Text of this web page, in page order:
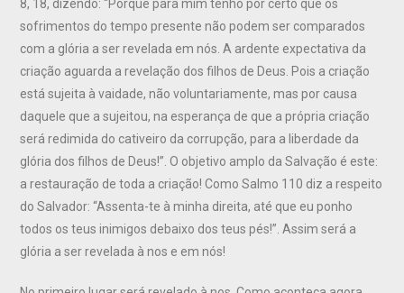
8, 18, dizendo: “Porque para mim tenho por certo que os
sofrimentos do tempo presente não podem ser comparados
com a glória a ser revelada em nós. A ardente expectativa da
criação aguarda a revelação dos filhos de Deus. Pois a criação
está sujeita à vaidade, não voluntariamente, mas por causa
daquele que a sujeitou, na esperança de que a própria criação
será redimida do cativeiro da corrupção, para a liberdade da
glória dos filhos de Deus!”. O objetivo amplo da Salvação é este:
a restauração de toda a criação! Como Salmo 110 diz a respeito
do Salvador: “Assenta-te à minha direita, até que eu ponho
todos os teus inimigos debaixo dos teus pés!”. Assim será a
glória a ser revelada à nos e em nós!